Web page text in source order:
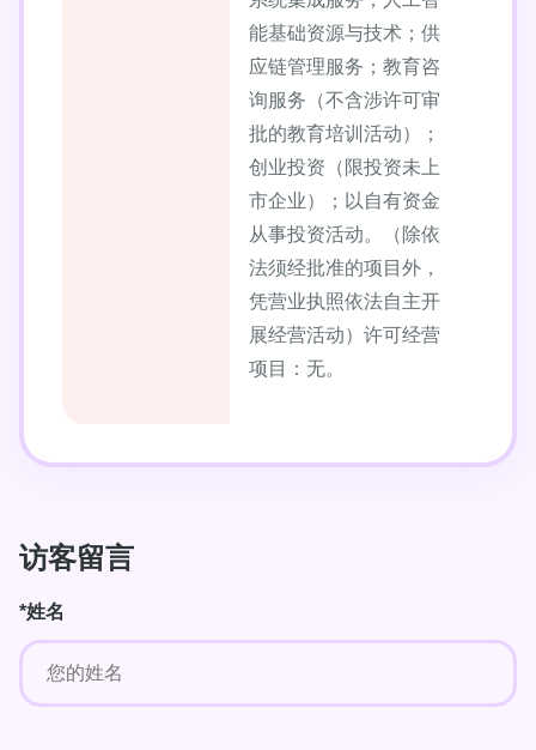
能基础资源与技术；供
应链管理服务；教育咨
询服务（不含涉许可审
批的教育培训活动）；
创业投资（限投资未上
市企业）；以自有资金
从事投资活动。（除依
法须经批准的项目外，
凭营业执照依法自主开
展经营活动）许可经营
项目：无。
访客留言
*姓名